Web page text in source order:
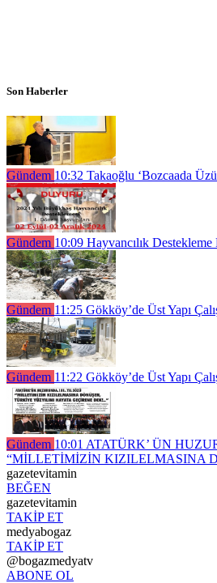
Son Haberler
Gündem 10:32 Takaoğlu ‘Bozcaada
Gündem 10:09 Hayvancılık
Gündem 11:25 Gökköy’de Üst Yapı
Gündem 11:22 Gökköy’de Üst Yapı
Gündem 10:01 ATATÜRK’ ÜN
“MİLLETİMİZİN KIZILELMASINA
gazetevitamin
BEĞEN
gazetevitamin
TAKİP ET
medyabogaz
TAKİP ET
@bogazmedyatv
ABONE OL